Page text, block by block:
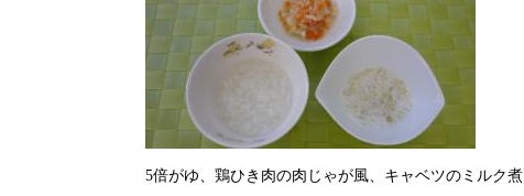
5倍がゆ、鶏ひき肉の肉じゃが風、キャベツのミルク煮